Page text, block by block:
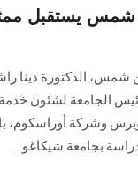
يستقبل
الدكتورة دينا
الجامعة لشئون خدمة
‏وشركة أوراسكوم،
بجامعة ‏شيكاغو..